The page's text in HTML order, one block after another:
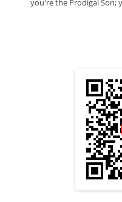
you're the Prodigal Son;